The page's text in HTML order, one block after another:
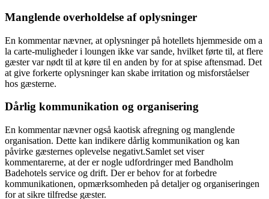
Manglende overholdelse af oplysninger
En kommentar nævner, at oplysninger på hotellets hjemmeside om a
la carte-muligheder i loungen ikke var sande, hvilket førte til, at flere
gæster var nødt til at køre til en anden by for at spise aftensmad. Det
at give forkerte oplysninger kan skabe irritation og misforståelser
hos gæsterne.
Dårlig kommunikation og organisering
En kommentar nævner også kaotisk afregning og manglende
organisation. Dette kan indikere dårlig kommunikation og kan
påvirke gæsternes oplevelse negativt.Samlet set viser
kommentarerne, at der er nogle udfordringer med Bandholm
Badehotels service og drift. Der er behov for at forbedre
kommunikationen, opmærksomheden på detaljer og organiseringen
for at sikre tilfredse gæster.